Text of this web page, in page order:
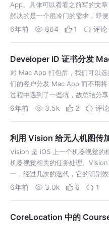
App。具体可以看看之前写的文
解决的是一个很冷门的需求，即
觉得它 “没有什么卵用”。但是它
6年前 864 1 评论
Developer ID 证书分发
对 Mac App 打包后，我们可以
们的客户分发 Mac App 而不用
过程中遇到了一些坑，故总结分
Developer ID 证书，具体如何创
6年前 3.5k 2 评论
利用 Vision 给无人机图传
Vision 是 iOS 上一个机器视觉的
机器视觉相关的任务处理。
一，经过几次的迭代，它的识别
WWDC2017 Session 506,
6年前 3.0k 6 1
CoreLocation 中的